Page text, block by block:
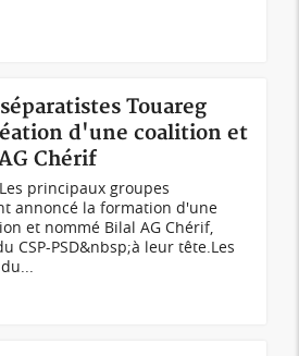
Touareg
d'une coalition et
Chérif
principaux groupes
annoncé la formation d'une
et nommé Bilal AG Chérif,
CSP-PSD&nbsp;à leur tête.Les